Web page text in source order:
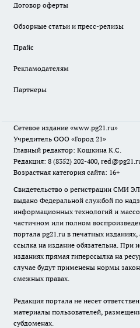
Договор оферты
Обзорные статьи и пресс-релизы
Прайс
Рекламодателям
Партнеры
Сетевое издание «www.pg21.ru»
Учредитель ООО «Город 21»
Главный редактор: Кошкина К.С.
Редакция: 8 (8352) 202-400,
Возрастная категория сайта: 16+
Свидетельство о регистрации СМИ
выдано Федеральной службой по
информационных технологий и
частичном или полном
портала pg21.ru в печатных
ссылка на издание обязательна. При
изданиях прямая гиперссылка на
случае будут применены нормы
смежных правах.
Редакция портала не несет
материалы пользователей,
субдоменах.